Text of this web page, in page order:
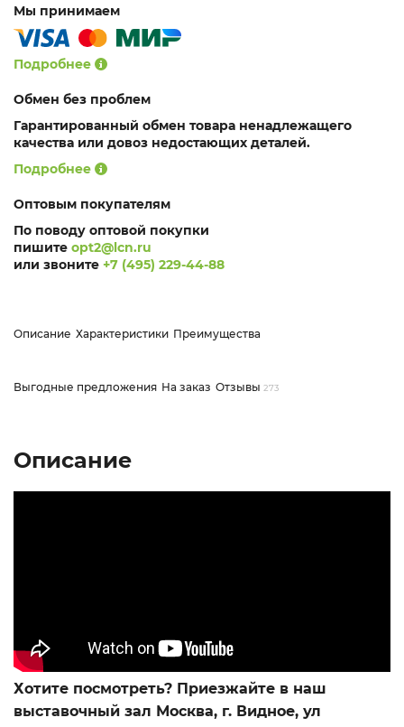
Мы принимаем
Подробнее
Обмен без проблем
Гарантированный обмен товара ненадлежащего
качества или довоз недостающих деталей.
Подробнее
Оптовым покупателям
По поводу оптовой покупки
пишите opt2@lcn.ru
или звоните +7 (495) 229-44-88
Описание Характеристики Преимущества
Выгодные предложения На заказ Отзывы 273
Описание
Хотите посмотреть? Приезжайте в наш
выставочный зал Москва, г. Видное, ул